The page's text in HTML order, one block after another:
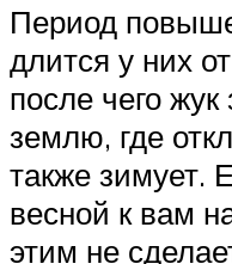
Период
длится у них
после чего
землю, где
также зимует.
весной к вам
этим не